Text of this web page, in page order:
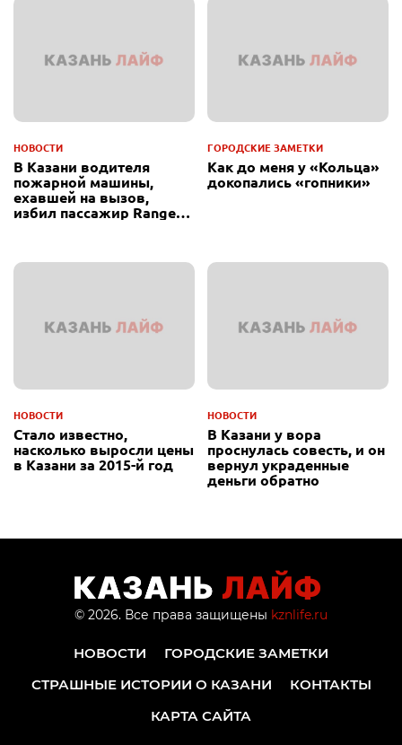
НОВОСТИ
В Казани водителя
пожарной машины,
ехавшей на вызов,
избил пассажир Range
ГОРОДСКИЕ ЗАМЕТКИ
Как до меня у «Кольца»
докопались «гопники»
НОВОСТИ
Стало известно,
насколько выросли цены
в Казани за 2015-й год
НОВОСТИ
В Казани у вора
проснулась совесть, и он
вернул украденные
деньги обратно
© 2026. Все права защищены kznlife.ru
НОВОСТИ
ГОРОДСКИЕ ЗАМЕТКИ
СТРАШНЫЕ ИСТОРИИ О КАЗАНИ
КОНТАКТЫ
КАРТА САЙТА